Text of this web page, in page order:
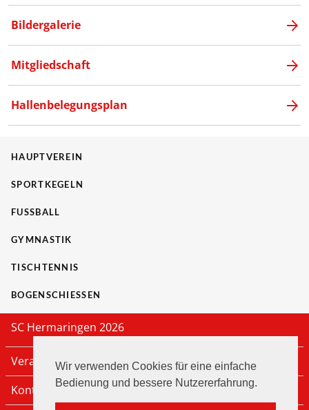
Wir verwenden Cookies für eine einfache
Bedienung und bessere Nutzererfahrung.
Bildergalerie
Mitgliedschaft
Hallenbelegungsplan
HAUPTVEREIN
SPORTKEGELN
FUSSBALL
GYMNASTIK
TISCHTENNIS
BOGENSCHIESSEN
SC Hermaringen 2026
Veranstaltungen
Kontakt